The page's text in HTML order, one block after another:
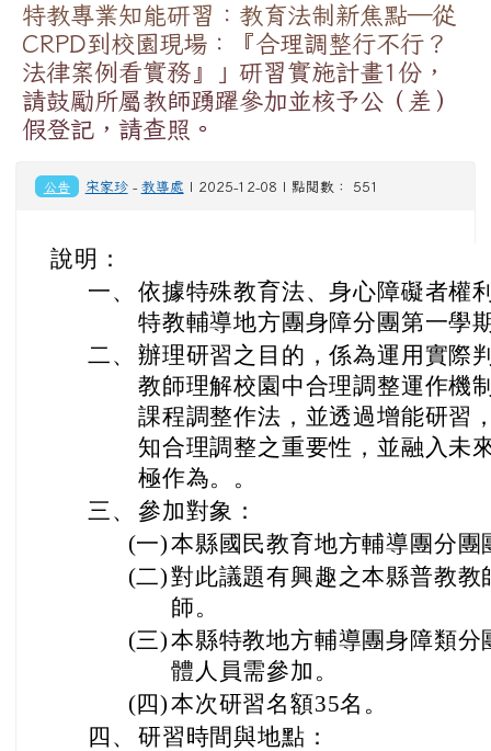
特教專業知能研習：教育法制新焦點—從
CRPD到校園現場：『合理調整行不行？
法律案例看實務』」研習實施計畫1份，
請鼓勵所屬教師踴躍參加並核予公（差）
假登記，請查照。
公告 宋家珍- 教導處 | 2025-12-08 | 點閱數： 551
說明：
一、 依據特殊教育法、身心障礙者權
特教輔導地方團身障分團第一學
二、 辦理研習之目的，係為運用實際
教師理解校園中合理調整運作機
課程調整作法，並透過增能研習
知合理調整之重要性，並融入未
極作為。。
三、 參加對象：
(一)本縣國民教育地方輔導團分團
(二)對此議題有興趣之本縣普教
師。
(三)本縣特教地方輔導團身障類
體人員需參加。
(四)本次研習名額35名。
四、 研習時間與地點：